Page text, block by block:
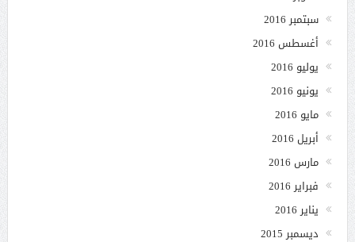
سبتمبر 2016
أغسطس 2016
يوليو 2016
يونيو 2016
مايو 2016
أبريل 2016
مارس 2016
فبراير 2016
يناير 2016
ديسمبر 2015